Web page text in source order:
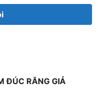
ĐÚC RĂNG GIẢ